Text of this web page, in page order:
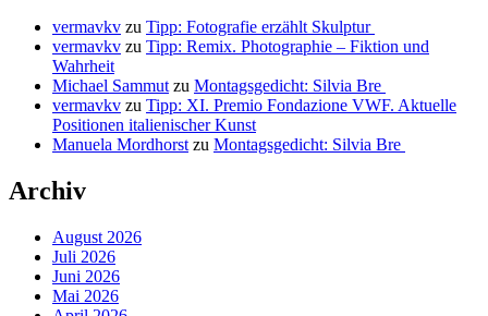
vermavkv zu Tipp: Fotografie erzählt Skulptur
vermavkv zu Tipp: Remix. Photographie – Fiktion und
Wahrheit
Michael Sammut zu Montagsgedicht: Silvia Bre
vermavkv zu Tipp: XI. Premio Fondazione VWF. Aktuelle
Positionen italienischer Kunst
Manuela Mordhorst zu Montagsgedicht: Silvia Bre
Archiv
August 2026
Juli 2026
Juni 2026
Mai 2026